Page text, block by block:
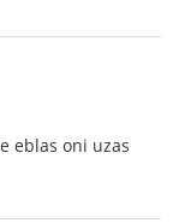
eblas oni uzas